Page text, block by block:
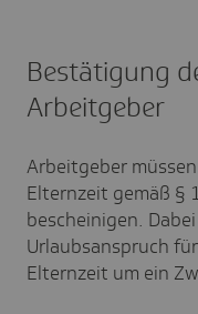
Bestätigung
Arbeitgeber
Arbeitgeber
Elternzeit gemäß §
bescheinigen.
Urlaubsanspruch
Elternzeit um ein